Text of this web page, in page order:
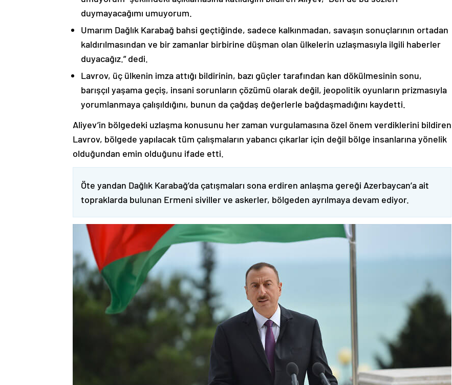
duymayacağımı umuyorum.
Umarım Dağlık Karabağ bahsi geçtiğinde, sadece kalkınmadan, savaşın sonuçlarının ortadan
kaldırılmasından ve bir zamanlar birbirine düşman olan ülkelerin uzlaşmasıyla ilgili haberler
duyacağız.” dedi.
Lavrov, üç ülkenin imza attığı bildirinin, bazı güçler tarafından kan dökülmesinin sonu,
barışçıl yaşama geçiş, insani sorunların çözümü olarak değil, jeopolitik oyunların prizmasıyla
yorumlanmaya çalışıldığını, bunun da çağdaş değerlerle bağdaşmadığını kaydetti.
Aliyev’in bölgedeki uzlaşma konusunu her zaman vurgulamasına özel önem verdiklerini bildiren
Lavrov, bölgede yapılacak tüm çalışmaların yabancı çıkarlar için değil bölge insanlarına yönelik
olduğundan emin olduğunu ifade etti.
Öte yandan Dağlık Karabağ’da çatışmaları sona erdiren anlaşma gereği Azerbaycan’a ait
topraklarda bulunan Ermeni siviller ve askerler, bölgeden ayrılmaya devam ediyor.